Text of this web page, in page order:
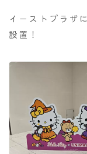
イーストプラザ
設置！